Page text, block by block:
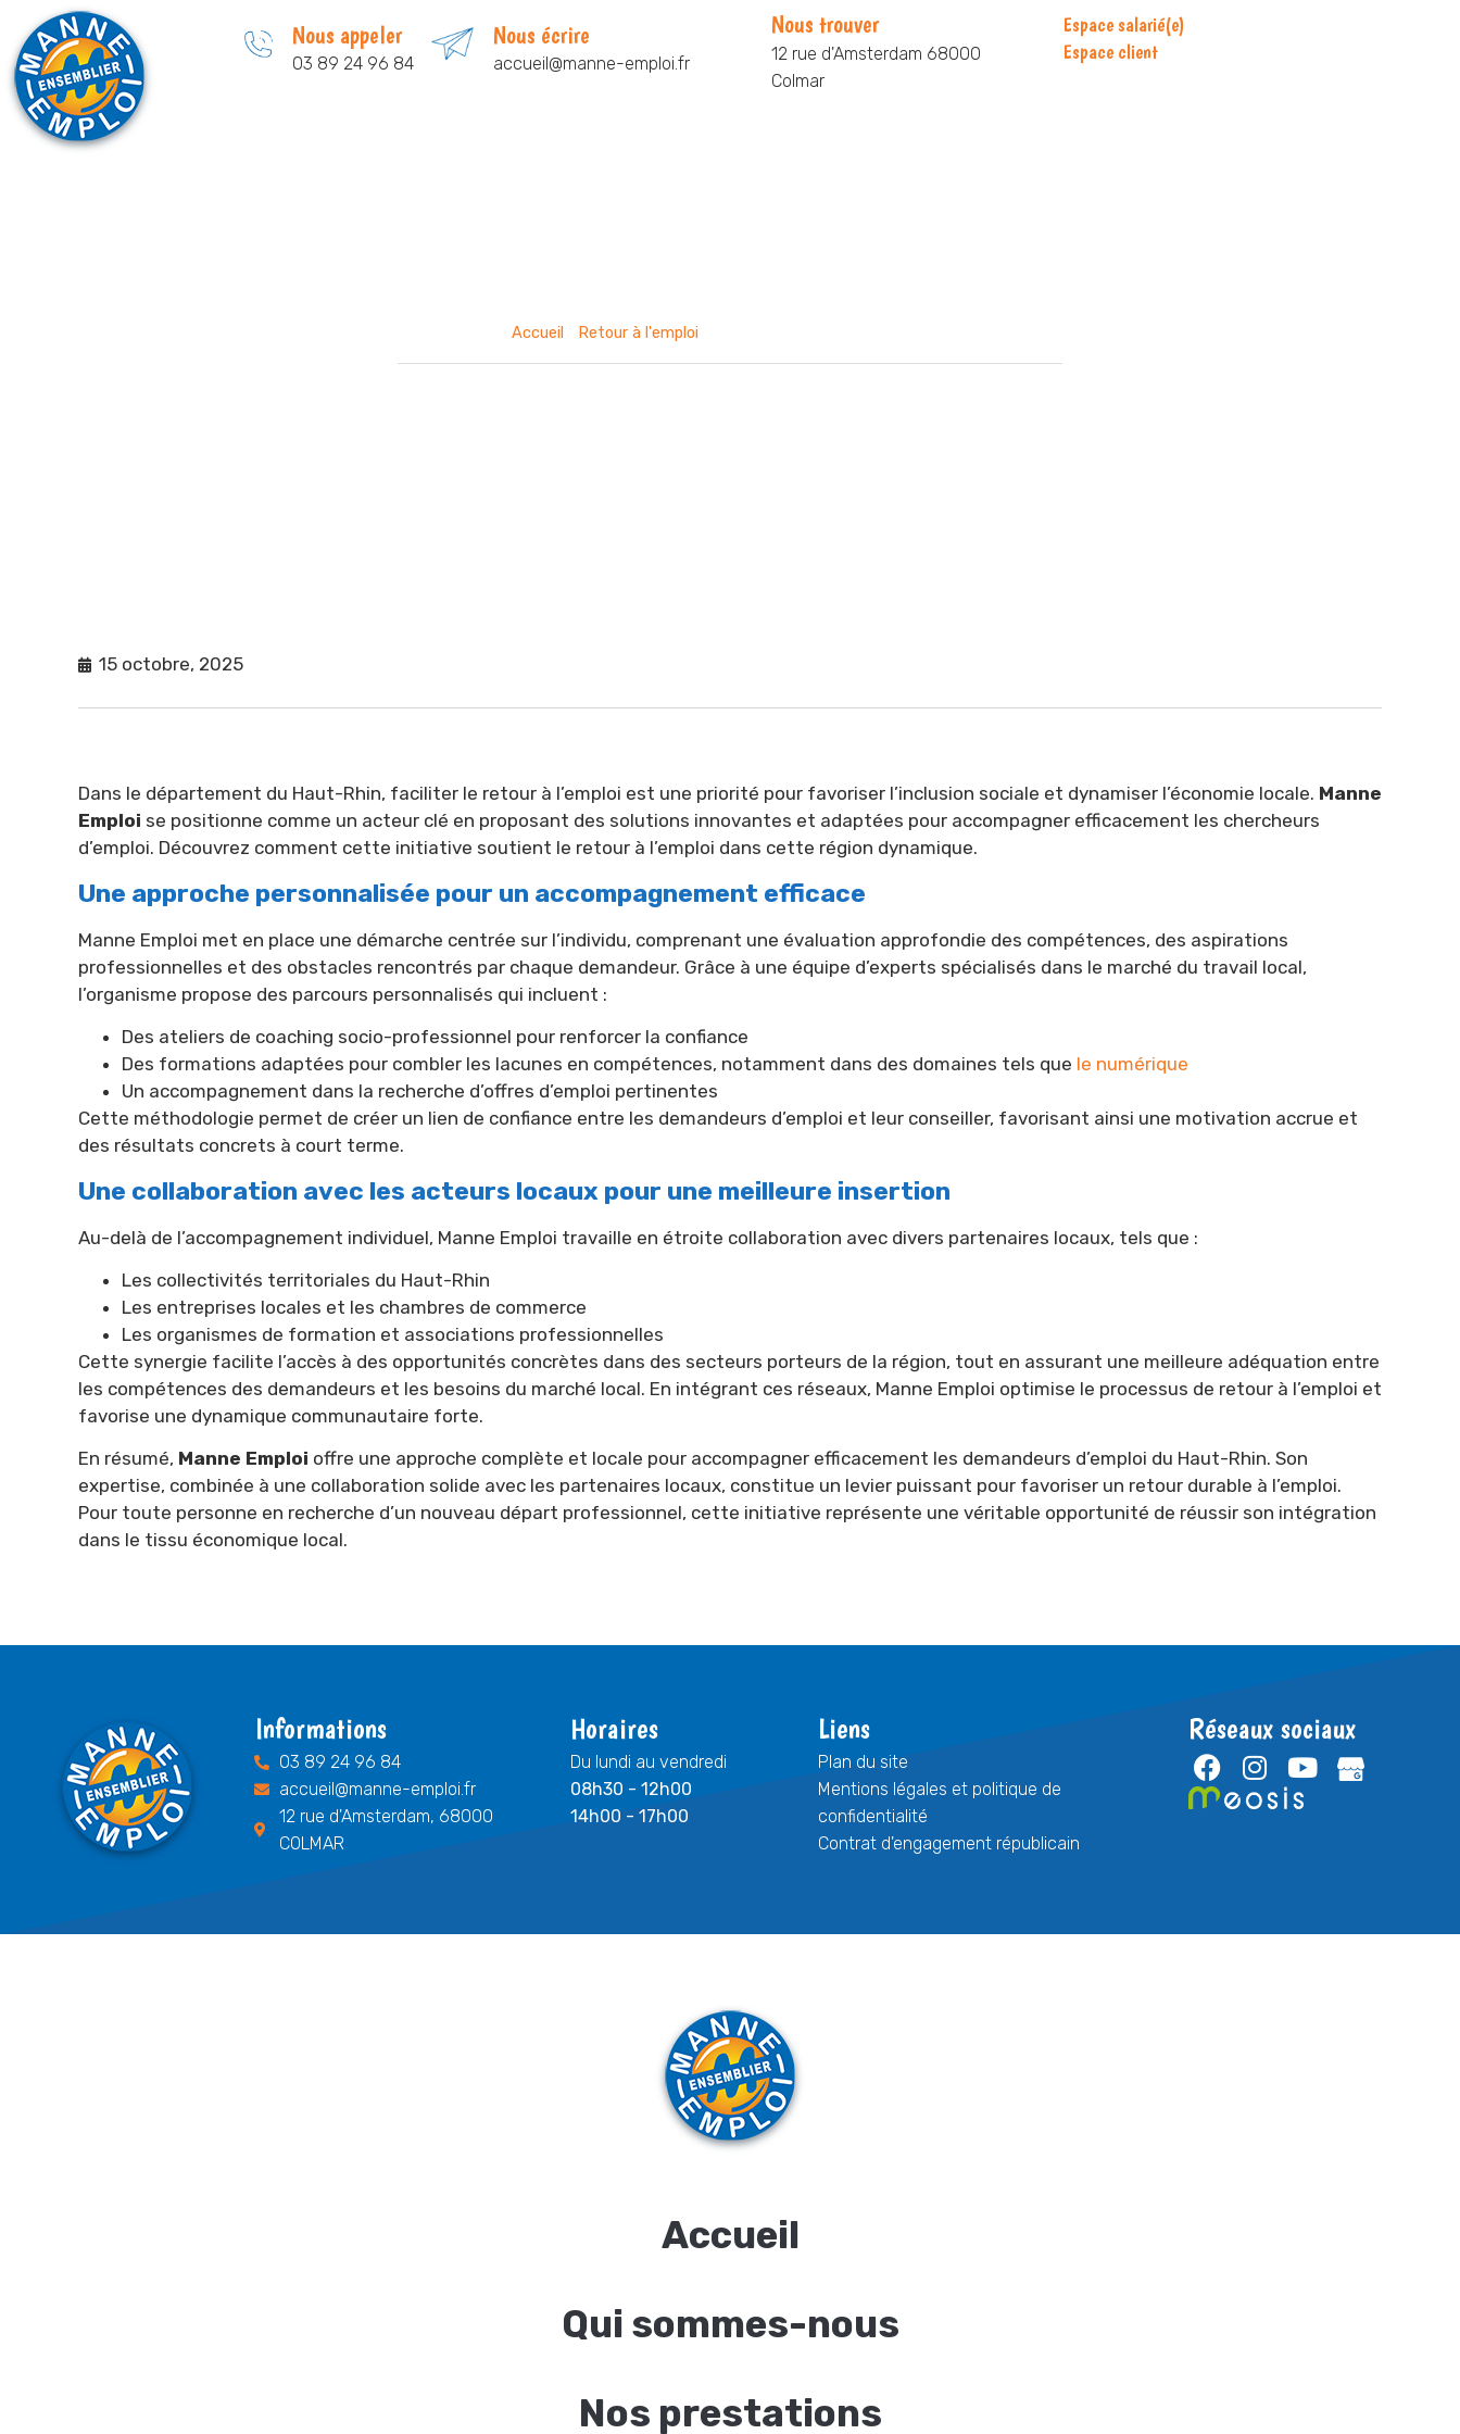
Nous appeler
03 89 24 96 84
Nous écrire
accueil@manne-emploi.fr
Nous trouver
12 rue d'Amsterdam 68000
Colmar
Espace salarié(e)
Espace client
Accueil Retour à l'emploi
15 octobre, 2025
Dans le département du Haut-Rhin, faciliter le retour à l’emploi est une priorité pour favoriser l’inclusion sociale et dynamiser l’économie locale. Manne
Emploi se positionne comme un acteur clé en proposant des solutions innovantes et adaptées pour accompagner efficacement les chercheurs
d’emploi. Découvrez comment cette initiative soutient le retour à l’emploi dans cette région dynamique.
Une approche personnalisée pour un accompagnement efficace
Manne Emploi met en place une démarche centrée sur l’individu, comprenant une évaluation approfondie des compétences, des aspirations
professionnelles et des obstacles rencontrés par chaque demandeur. Grâce à une équipe d’experts spécialisés dans le marché du travail local,
l’organisme propose des parcours personnalisés qui incluent :
Des ateliers de coaching socio-professionnel pour renforcer la confiance
Des formations adaptées pour combler les lacunes en compétences, notamment dans des domaines tels que le numérique
Un accompagnement dans la recherche d’offres d’emploi pertinentes
Cette méthodologie permet de créer un lien de confiance entre les demandeurs d’emploi et leur conseiller, favorisant ainsi une motivation accrue et
des résultats concrets à court terme.
Une collaboration avec les acteurs locaux pour une meilleure insertion
Au-delà de l’accompagnement individuel, Manne Emploi travaille en étroite collaboration avec divers partenaires locaux, tels que :
Les collectivités territoriales du Haut-Rhin
Les entreprises locales et les chambres de commerce
Les organismes de formation et associations professionnelles
Cette synergie facilite l’accès à des opportunités concrètes dans des secteurs porteurs de la région, tout en assurant une meilleure adéquation entre
les compétences des demandeurs et les besoins du marché local. En intégrant ces réseaux, Manne Emploi optimise le processus de retour à l’emploi et
favorise une dynamique communautaire forte.
En résumé, Manne Emploi offre une approche complète et locale pour accompagner efficacement les demandeurs d’emploi du Haut-Rhin. Son
expertise, combinée à une collaboration solide avec les partenaires locaux, constitue un levier puissant pour favoriser un retour durable à l’emploi.
Pour toute personne en recherche d’un nouveau départ professionnel, cette initiative représente une véritable opportunité de réussir son intégration
dans le tissu économique local.
Informations
03 89 24 96 84
accueil@manne-emploi.fr
12 rue d'Amsterdam, 68000
COLMAR
Horaires
Du lundi au vendredi
08h30 - 12h00
14h00 - 17h00
Liens
Plan du site
Mentions légales et politique de
confidentialité
Contrat d'engagement républicain
Réseaux sociaux
Accueil
Qui sommes-nous
Nos prestations